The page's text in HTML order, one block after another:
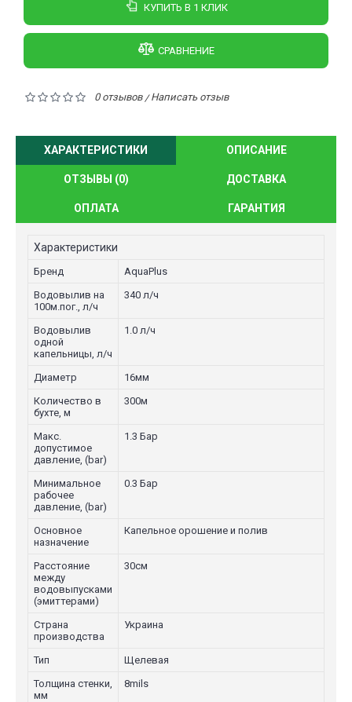
КУПИТЬ В 1 КЛИК
СРАВНЕНИЕ
0 отзывов/Написать отзыв
ХАРАКТЕРИСТИКИ ОПИСАНИЕ
ОТЗЫВЫ (0) ДОСТАВКА
ОПЛАТА ГАРАНТИЯ
Характеристики
Бренд
AquaPlus
Водовылив на
100м.пог., л/ч
340 л/ч
Водовылив
одной
капельницы, л/ч
1.0 л/ч
Диаметр
16мм
Количество в
бухте, м
300м
Макс.
допустимое
давление, (bar)
1.3 Бар
Минимальное
рабочее
давление, (bar)
0.3 Бар
Основное
назначение
Капельное орошение и полив
Расстояние
между
водовыпусками
(эмиттерами)
30см
Страна
производства
Украина
Тип
Щелевая
Толщина стенки,
мм
8mils